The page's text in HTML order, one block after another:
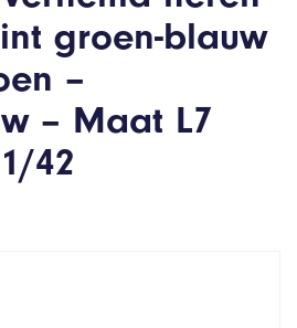
groen-blauw
–
– Maat L7
42